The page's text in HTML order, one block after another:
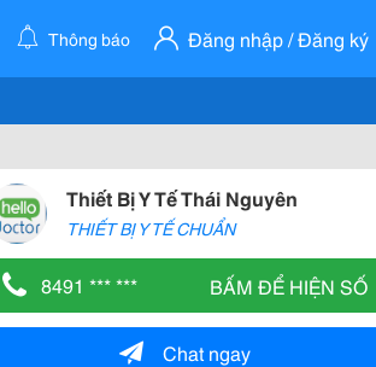
Thông báo Đăng nhập / Đăng ký
Thiết Bị Y Tế Thái Nguyên
THIẾT BỊ Y TẾ CHUẨN
8491 *** *** BẤM ĐỂ HIỆN SỐ
Chat ngay